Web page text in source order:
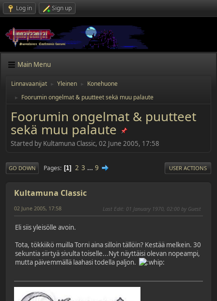
Log in Sign up
Main Menu
Linnavaanijat Yleinen Konehuone
► Foorumin ongelmat & puutteet sekä muu palaute
Foorumin ongelmat & puutteet
sekä muu palaute
Started by Kultamuna Classic, 02 June 2005, 17:58
GO DOWN Pages 1 2 3 ... 9 USER ACTIONS
Kultamuna Classic
02 June 2005, 17:58 Last Edit: 01 January 1970, 02:00 by Guest
Eli siis yleisölle avoin.
Tota, tökkiikö muilla Torni aina silloin tällöin? Kestää melkein. 30
sekuntia siirtyä sivulta toiselle...Nyt näyttäisi olevan nopeampi,
mutta päivemmällä laahasi todella paljon.